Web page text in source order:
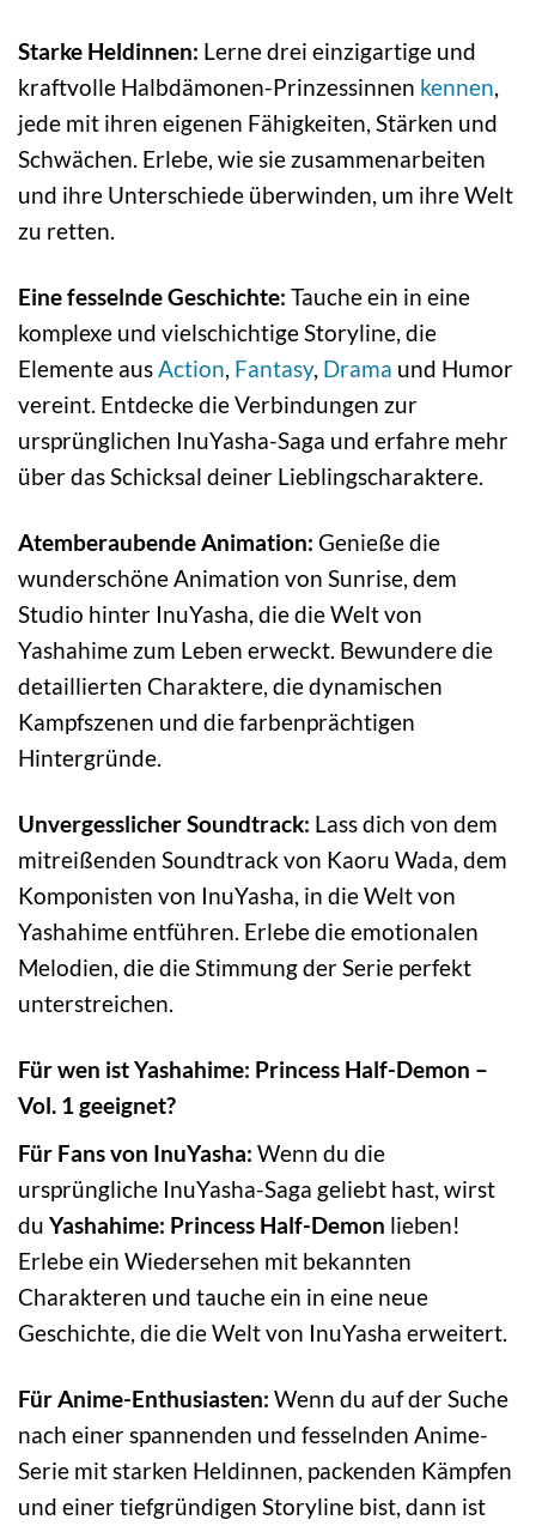
Starke Heldinnen: Lerne drei einzigartige und
kraftvolle Halbdämonen-Prinzessinnen kennen,
jede mit ihren eigenen Fähigkeiten, Stärken und
Schwächen. Erlebe, wie sie zusammenarbeiten
und ihre Unterschiede überwinden, um ihre Welt
zu retten.
Eine fesselnde Geschichte: Tauche ein in eine
komplexe und vielschichtige Storyline, die
Elemente ausAction, Fantasy, Drama und Humor
vereint. Entdecke die Verbindungen zur
ursprünglichen InuYasha-Saga und erfahre mehr
über das Schicksal deiner Lieblingscharaktere.
Atemberaubende Animation: Genieße die
wunderschöne Animation von Sunrise, dem
Studio hinter InuYasha, die die Welt von
Yashahime zum Leben erweckt. Bewundere die
detaillierten Charaktere, die dynamischen
Kampfszenen und die farbenprächtigen
Hintergründe.
Unvergesslicher Soundtrack: Lass dich von dem
mitreißenden Soundtrack von Kaoru Wada, dem
Komponisten von InuYasha, in die Welt von
Yashahime entführen. Erlebe die emotionalen
Melodien, die die Stimmung der Serie perfekt
unterstreichen.
Für wen ist Yashahime: Princess Half-Demon –
Vol. 1 geeignet?
Für Fans von InuYasha: Wenn du die
ursprüngliche InuYasha-Saga geliebt hast, wirst
du Yashahime: Princess Half-Demon lieben!
Erlebe ein Wiedersehen mit bekannten
Charakteren und tauche ein in eine neue
Geschichte, die die Welt von InuYasha erweitert.
Für Anime-Enthusiasten: Wenn du auf der Suche
nach einer spannenden und fesselnden Anime-
Serie mit starken Heldinnen, packenden Kämpfen
und einer tiefgründigen Storyline bist, dann ist